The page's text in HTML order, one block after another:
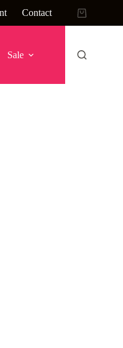
Contact
Sale